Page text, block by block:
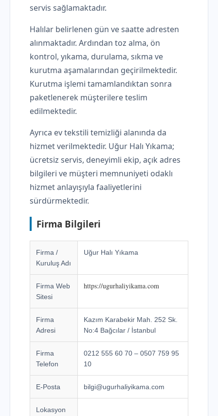
servis sağlamaktadır.
Halılar belirlenen gün ve saatte adresten
alınmaktadır. Ardından toz alma, ön
kontrol, yıkama, durulama, sıkma ve
kurutma aşamalarından geçirilmektedir.
Kurutma işlemi tamamlandıktan sonra
paketlenerek müşterilere teslim
edilmektedir.
Ayrıca ev tekstili temizliği alanında da
hizmet verilmektedir. Uğur Halı Yıkama;
ücretsiz servis, deneyimli ekip, açık adres
bilgileri ve müşteri memnuniyeti odaklı
hizmet anlayışıyla faaliyetlerini
sürdürmektedir.
Firma Bilgileri
Firma /
Kuruluş Adı
Uğur Halı Yıkama
Firma Web
Sitesi
https://ugurhaliyikama.com
Firma
Adresi
Kazım Karabekir Mah. 252 Sk.
No:4 Bağcılar / İstanbul
Firma
Telefon
0212 555 60 70 – 0507 759 95
10
E-Posta bilgi@ugurhaliyikama.com
Lokasyon